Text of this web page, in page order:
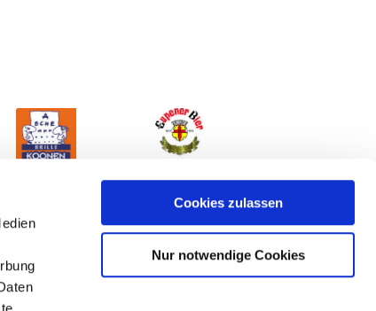
Cookies zulassen
Nur notwendige Cookies